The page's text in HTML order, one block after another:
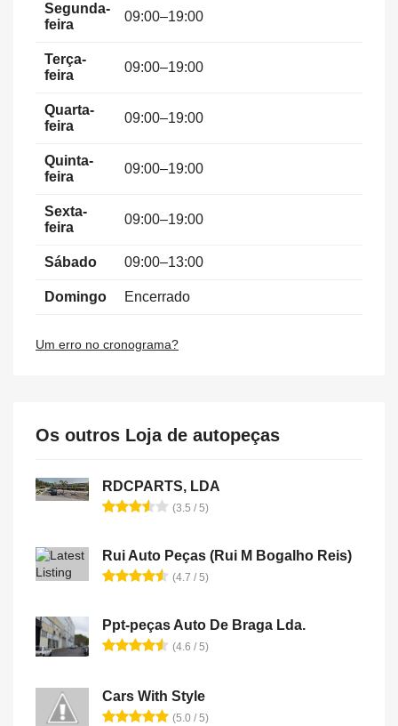
Segunda-
feira
09:00–19:00
Terça-
feira
09:00–19:00
Quarta-
feira
09:00–19:00
Quinta-
feira
09:00–19:00
Sexta-
feira
09:00–19:00
Sábado 09:00–13:00
Domingo Encerrado
Um erro no cronograma?
Os outros Loja de autopeças
RDCPARTS, LDA
(3.5 / 5)
Rui Auto Peças (Rui M Bogalho Reis)
(4.7 / 5)
Ppt-peças Auto De Braga Lda.
(4.6 / 5)
Cars With Style
(5.0 / 5)